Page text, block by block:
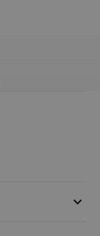
keyboard_arrow_down